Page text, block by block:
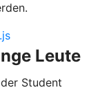
Leute
Student